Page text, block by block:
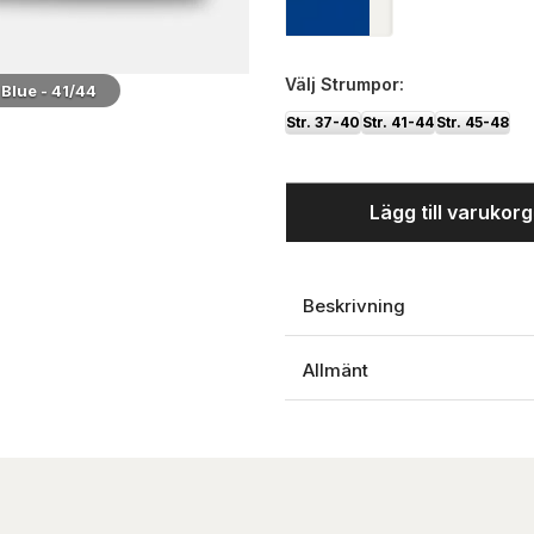
- 41/44 Midnight Blue -
Välj Strumpor:
Str. 37-40 Str. 41-44 Str. 45-48
Lägg till
Beskrivning
Allmänt